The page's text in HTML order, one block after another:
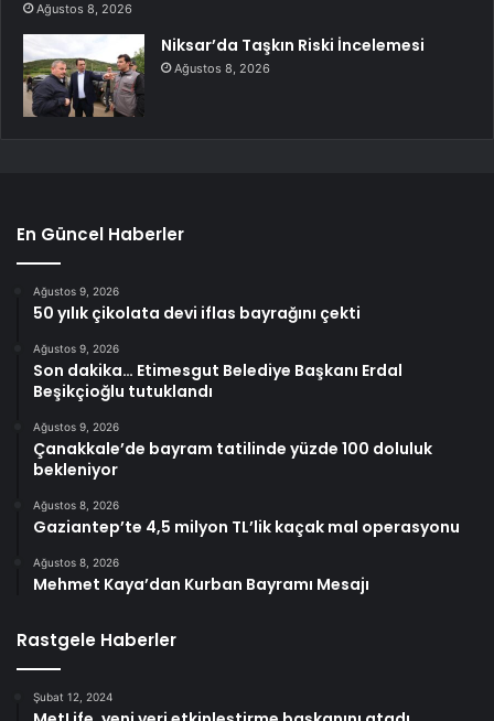
Ağustos 8, 2026
Niksar’da Taşkın Riski İncelemesi
Ağustos 8, 2026
En Güncel Haberler
Ağustos 9, 2026
50 yılık çikolata devi iflas bayrağını çekti
Ağustos 9, 2026
Son dakika… Etimesgut Belediye Başkanı Erdal
Beşikçioğlu tutuklandı
Ağustos 9, 2026
Çanakkale’de bayram tatilinde yüzde 100 doluluk
bekleniyor
Ağustos 8, 2026
Gaziantep’te 4,5 milyon TL’lik kaçak mal operasyonu
Ağustos 8, 2026
Mehmet Kaya’dan Kurban Bayramı Mesajı
Rastgele Haberler
Şubat 12, 2024